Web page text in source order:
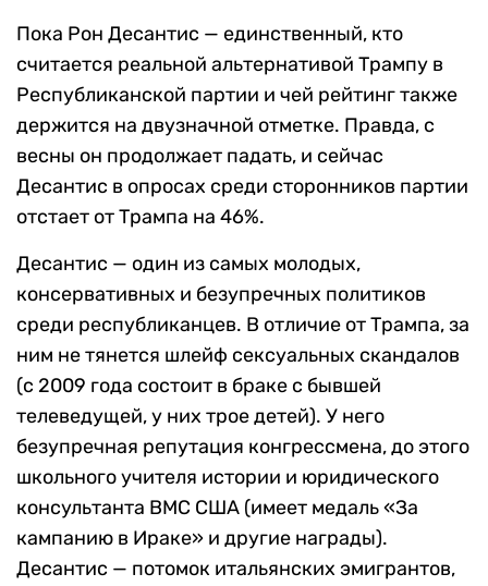
Пока Рон Десантис — единственный, кто
считается реальной альтернативой Трампу в
Республиканской партии и чей рейтинг также
держится на двузначной отметке. Правда, с
весны он продолжает падать, и сейчас
Десантис в опросах среди сторонников партии
отстает от Трампа на 46%.
Десантис — один из самых молодых,
консервативных и безупречных политиков
среди республиканцев. В отличие от Трампа, за
ним не тянется шлейф сексуальных скандалов
(с 2009 года состоит в браке с бывшей
телеведущей, у них трое детей). У него
безупречная репутация конгрессмена, до этого
школьного учителя истории и юридического
консультанта ВМС США (имеет медаль «За
кампанию в Ираке» и другие награды).
Десантис — потомок итальянских эмигрантов,